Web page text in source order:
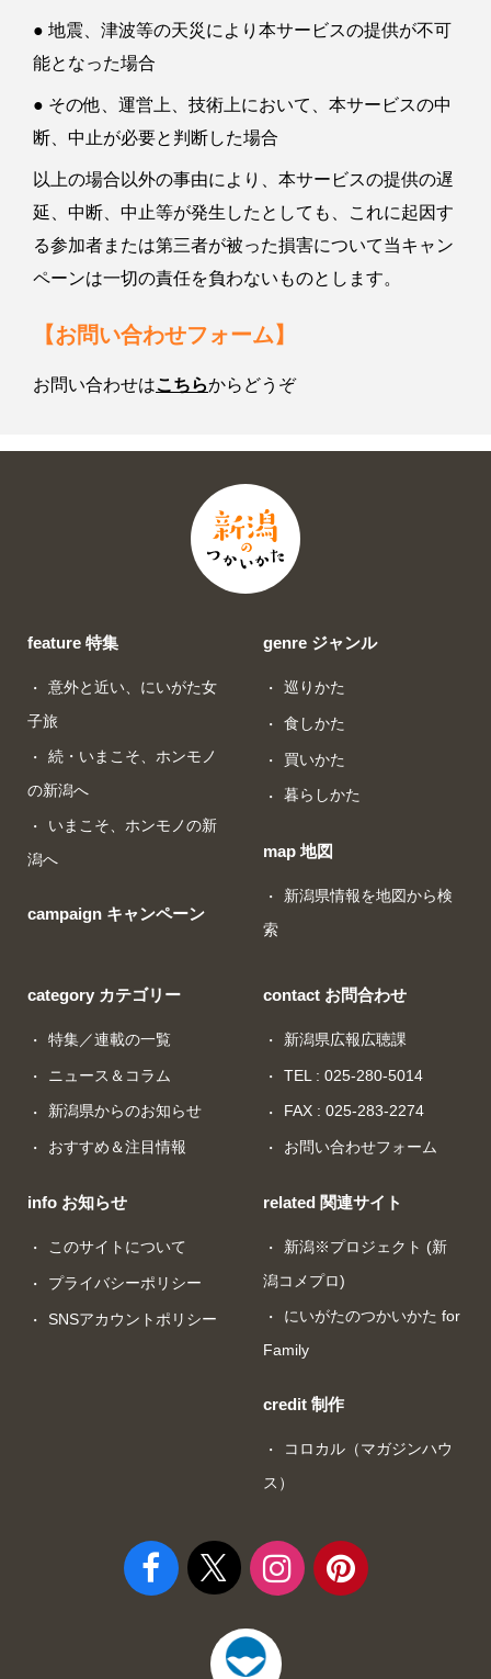
● 地震、津波等の天災により本サービスの提供が不可
能となった場合
● その他、運営上、技術上において、本サービスの中
断、中止が必要と判断した場合
以上の場合以外の事由により、本サービスの提供の遅
延、中断、中止等が発生したとしても、これに起因す
る参加者または第三者が被った損害について当キャン
ペーンは一切の責任を負わないものとします。
【お問い合わせフォーム】
お問い合わせはこちらからどうぞ
feature 特集
意外と近い、にいがた女
子旅
続・いまこそ、ホンモノ
の新潟へ
いまこそ、ホンモノの新
潟へ
campaign キャンペーン
genre ジャンル
巡りかた
食しかた
買いかた
暮らしかた
map 地図
新潟県情報を地図から検
索
category カテゴリー
特集／連載の一覧
ニュース＆コラム
新潟県からのお知らせ
おすすめ＆注目情報
info お知らせ
このサイトについて
プライバシーポリシー
SNSアカウントポリシー
contact お問合わせ
新潟県広報広聴課
TEL : 025-280-5014
FAX : 025-283-2274
お問い合わせフォーム
related 関連サイト
新潟※プロジェクト (新
潟コメプロ)
にいがたのつかいかた for
Family
credit 制作
コロカル（マガジンハウ
ス）